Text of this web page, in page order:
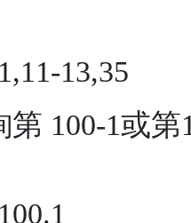
13,35
100-1或第